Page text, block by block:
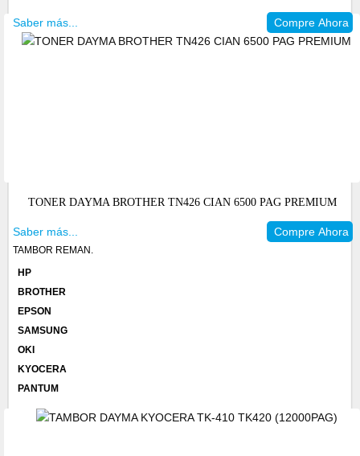
Saber más... Compre Ahora
TONER DAYMA BROTHER TN426 CIAN 6500 PAG PREMIUM
Saber más... Compre Ahora
TAMBOR REMAN.
HP
BROTHER
EPSON
SAMSUNG
OKI
KYOCERA
PANTUM